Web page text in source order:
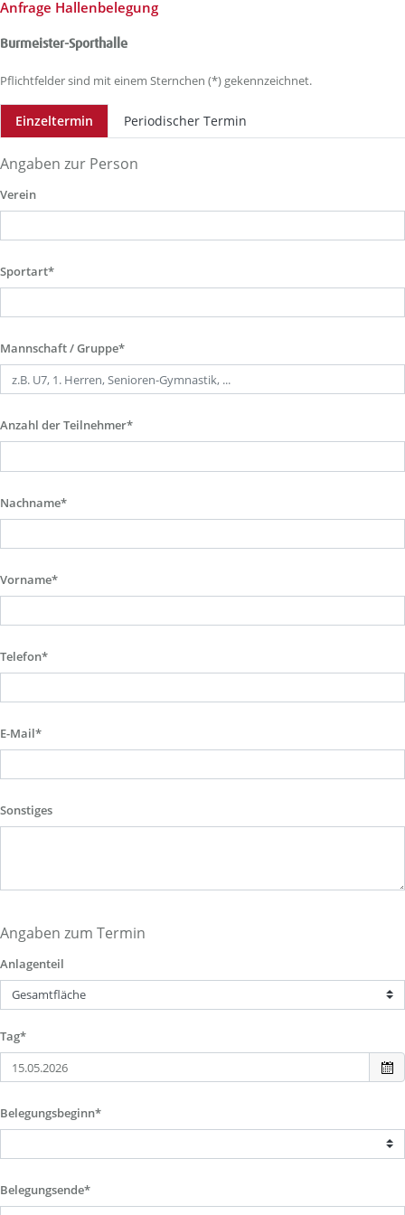
Anfrage Hallenbelegung
Burmeister-Sporthalle
Pflichtfelder sind mit einem Sternchen (*) gekennzeichnet.
Einzeltermin Periodischer Termin
Angaben zur Person
Verein
Sportart*
Mannschaft / Gruppe*
Anzahl der Teilnehmer*
Nachname*
Vorname*
Telefon*
E-Mail*
Sonstiges
Angaben zum Termin
Anlagenteil
Tag*
Belegungsbeginn*
Belegungsende*